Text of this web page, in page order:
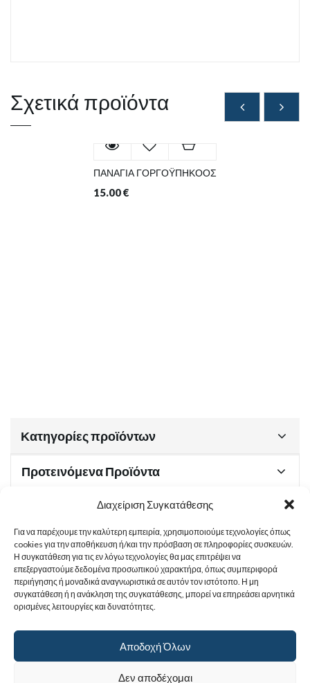
Διαχείριση Συγκατάθεσης
Για να παρέχουμε την καλύτερη εμπειρία, χρησιμοποιούμε τεχνολογίες όπως
cookies για την αποθήκευση ή/και την πρόσβαση σε πληροφορίες συσκευών.
Η συγκατάθεση για τις εν λόγω τεχνολογίες θα μας επιτρέψει να
επεξεργαστούμε δεδομένα προσωπικού χαρακτήρα, όπως συμπεριφορά
περιήγησης ή μοναδικά αναγνωριστικά σε αυτόν τον ιστότοπο. Η μη
συγκατάθεση ή η ανάκληση της συγκατάθεσης, μπορεί να επηρεάσει αρνητικά
ορισμένες λειτουργίες και δυνατότητες.
Αποδοχή Όλων
Δεν αποδέχομαι
Σχετικά προϊόντα
ΠΑΝΑΓΙΑ ΓΟΡΓΟΫΠΗΚΟΟΣ
15.00€
Κατηγορίες προϊόντων
Προτεινόμενα Προϊόντα
Χρήσιμα Έγγραφα
Sitemap
Στοιχεία Επικοινωνίας